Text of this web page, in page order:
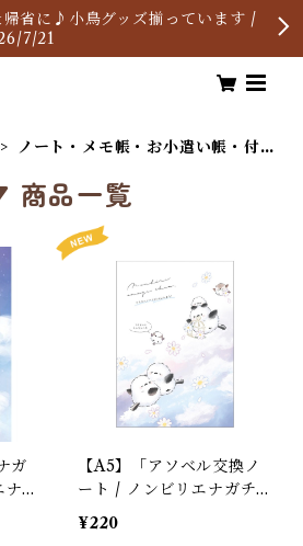
帰省に♪小鳥グッズ揃っています /
7/21
ノート・メモ帳・お小遣い帳・付
商品一覧
ガ
ナ
【A5】「アソベル交換ノ
ート / ノンビリエナガチ
ャン / 3人用」マーガレッ
トとシマエナガの交換ノー
¥220